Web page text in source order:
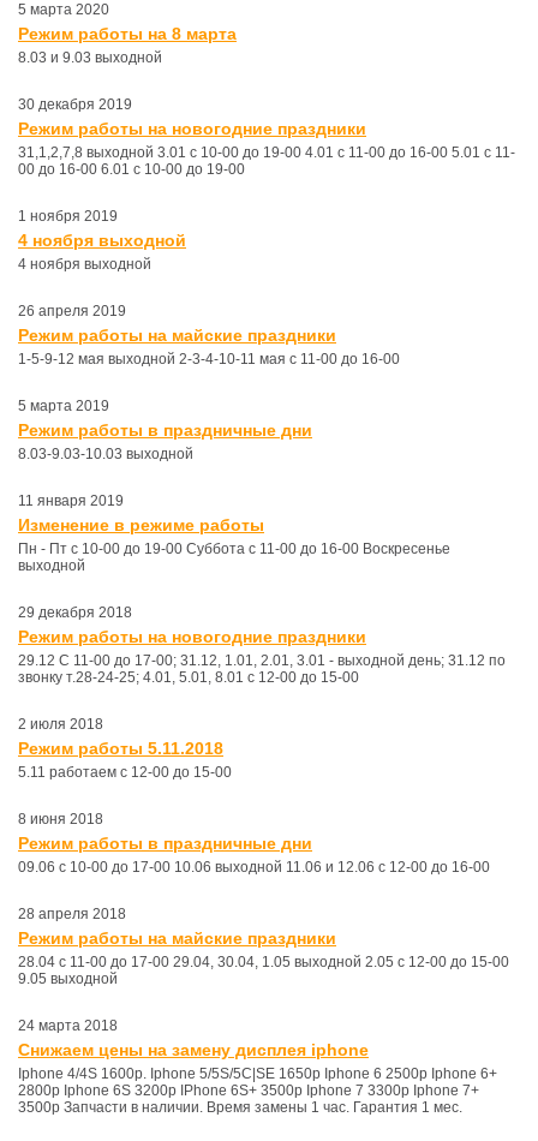
5 марта 2020
Режим работы на 8 марта
8.03 и 9.03 выходной
30 декабря 2019
Режим работы на новогодние праздники
31,1,2,7,8 выходной 3.01 с 10-00 до 19-00 4.01 с 11-00 до 16-00 5.01 с 11-
00 до 16-00 6.01 с 10-00 до 19-00
1 ноября 2019
4 ноября выходной
4 ноября выходной
26 апреля 2019
Режим работы на майские праздники
1-5-9-12 мая выходной 2-3-4-10-11 мая с 11-00 до 16-00
5 марта 2019
Режим работы в праздничные дни
8.03-9.03-10.03 выходной
11 января 2019
Изменение в режиме работы
Пн - Пт с 10-00 до 19-00 Суббота с 11-00 до 16-00 Воскресенье
выходной
29 декабря 2018
Режим работы на новогодние праздники
29.12 С 11-00 до 17-00; 31.12, 1.01, 2.01, 3.01 - выходной день; 31.12 по
звонку т.28-24-25; 4.01, 5.01, 8.01 с 12-00 до 15-00
2 июля 2018
Режим работы 5.11.2018
5.11 работаем с 12-00 до 15-00
8 июня 2018
Режим работы в праздничные дни
09.06 с 10-00 до 17-00 10.06 выходной 11.06 и 12.06 с 12-00 до 16-00
28 апреля 2018
Режим работы на майские праздники
28.04 с 11-00 до 17-00 29.04, 30.04, 1.05 выходной 2.05 с 12-00 до 15-00
9.05 выходной
24 марта 2018
Снижаем цены на замену дисплея iphone
Iphone 4/4S 1600р. Iphone 5/5S/5C|SE 1650р Iphone 6 2500р Iphone 6+
2800р Iphone 6S 3200р IPhone 6S+ 3500р Iphone 7 3300р Iphone 7+
3500р Запчасти в наличии. Время замены 1 час. Гарантия 1 мес.